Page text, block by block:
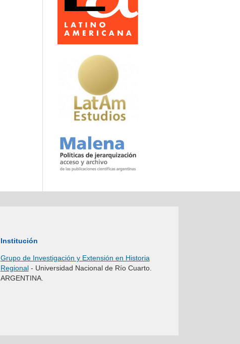
Institución
Grupo de Investigación y Extensión en Historia
Regional- Universidad Nacional de Río Cuarto.
ARGENTINA.